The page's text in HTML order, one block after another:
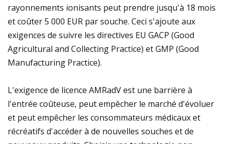
rayonnements ionisants peut prendre jusqu'à 18 mois
et coûter 5 000 EUR par souche. Ceci s'ajoute aux
exigences de suivre les directives EU GACP (Good
Agricultural and Collecting Practice) et GMP (Good
Manufacturing Practice).
L'exigence de licence AMRadV est une barrière à
l'entrée coûteuse, peut empêcher le marché d'évoluer
et peut empêcher les consommateurs médicaux et
récréatifs d'accéder à de nouvelles souches et de